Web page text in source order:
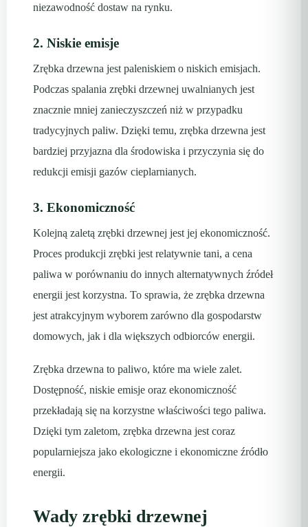
niezawodność dostaw na rynku.
2. Niskie emisje
Zrębka drzewna jest paleniskiem o niskich emisjach.
Podczas spalania zrębki drzewnej uwalnianych jest
znacznie mniej zanieczyszczeń niż w przypadku
tradycyjnych paliw. Dzięki temu, zrębka drzewna jest
bardziej przyjazna dla środowiska i przyczynia się do
redukcji emisji gazów cieplarnianych.
3. Ekonomiczność
Kolejną zaletą zrębki drzewnej jest jej ekonomiczność.
Proces produkcji zrębki jest relatywnie tani, a cena
paliwa w porównaniu do innych alternatywnych źródeł
energii jest korzystna. To sprawia, że zrębka drzewna
jest atrakcyjnym wyborem zarówno dla gospodarstw
domowych, jak i dla większych odbiorców energii.
Zrębka drzewna to paliwo, które ma wiele zalet.
Dostępność, niskie emisje oraz ekonomiczność
przekładają się na korzystne właściwości tego paliwa.
Dzięki tym zaletom, zrębka drzewna jest coraz
popularniejsza jako ekologiczne i ekonomiczne źródło
energii.
Wady zrębki drzewnej